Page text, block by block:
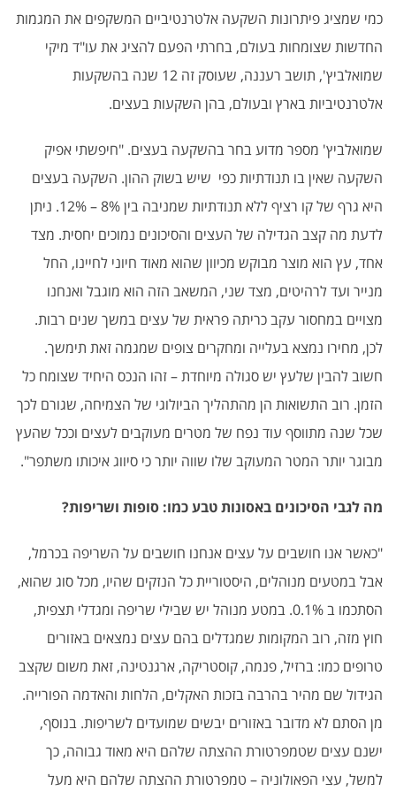
כמי שמציג פיתרונות השקעה אלטרנטיביים המשקפים את המגמות
החדשות שצומחות בעולם, בחרתי הפעם להציג את עו"ד מיקי
שמואלביץ', תושב רעננה, שעוסק זה 12 שנה בהשקעות
אלטרנטיביות בארץ ובעולם, בהן השקעות בעצים.
שמואלביץ' מספר מדוע בחר בהשקעה בעצים. "חיפשתי אפיק
השקעה שאין בו תנודתיות כפי שיש בשוק ההון. השקעה בעצים
היא גרף של קו רציף ללא תנודתיות שמניבה בין 8% – 12%. ניתן
לדעת מה קצב הגדילה של העצים והסיכונים נמוכים יחסית. מצד
אחד, עץ הוא מוצר מבוקש מכיוון שהוא מאוד חיוני לחיינו, החל
מנייר ועד לרהיטים, מצד שני, המשאב הזה הוא מוגבל ואנחנו
מצויים במחסור עקב כריתה פראית של עצים במשך שנים רבות.
לכן, מחירו נמצא בעלייה ומחקרים צופים שמגמה זאת תימשך.
חשוב להבין שלעץ יש סגולה מיוחדת – זהו הנכס היחיד שצומח כל
הזמן. רוב התשואות הן מהתהליך הביולוגי של הצמיחה, שגורם לכך
שכל שנה מתווסף עוד נפח של מטרים מעוקבים לעצים וככל שהעץ
מבוגר יותר המטר המעוקב שלו שווה יותר כי סיווג איכותו משתפר".
מה לגבי הסיכונים באסונות טבע כמו: סופות ושריפות?
"כאשר אנו חושבים על עצים אנחנו חושבים על השריפה בכרמל,
אבל במטעים מנוהלים, היסטוריית כל הנזקים שהיו, מכל סוג שהוא,
הסתכמו ב 0.1%. במטע מנוהל יש שבילי שריפה ומגדלי תצפית,
חוץ מזה, רוב המקומות שמגדלים בהם עצים נמצאים באזורים
טרופים כמו: ברזיל, פנמה, קוסטריקה, ארגנטינה, זאת משום שקצב
הגידול שם מהיר בהרבה בזכות האקלים, הלחות והאדמה הפורייה.
מן הסתם לא מדובר באזורים יבשים שמועדים לשריפות. בנוסף,
ישנם עצים שטמפרטורת ההצתה שלהם היא מאוד גבוהה, כך
למשל, עצי הפאולוניה – טמפרטורת ההצתה שלהם היא מעל